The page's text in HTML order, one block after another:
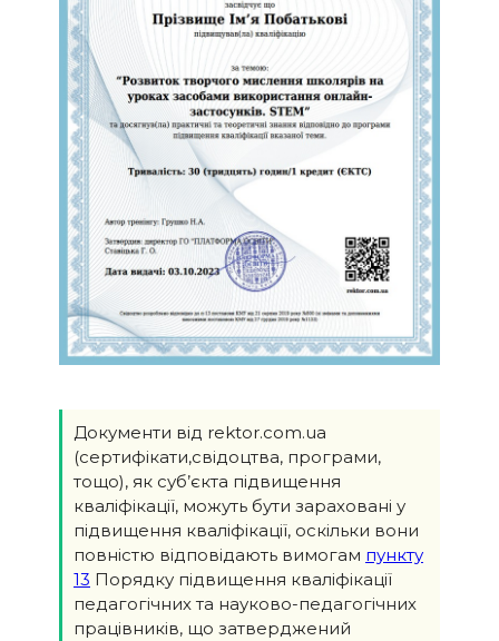
Документи від rektor.com.ua
(сертифікати,свідоцтва, програми,
тощо), як суб’єкта підвищення
кваліфікації, можуть бути зараховані у
підвищення кваліфікації, оскільки вони
повністю відповідають вимогам пункту
13 Порядку підвищення кваліфікації
педагогічних та науково-педагогічних
працівників, що затверджений